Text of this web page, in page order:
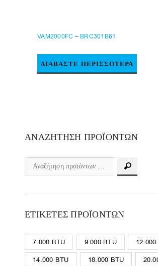
VAM2000FC – BRC301B61
ΔΙΑΒΆΣΤΕ ΠΕΡΙΣΣΌΤΕΡΑ
ΑΝΑΖΉΤΗΣΗ ΠΡΟΪΌΝΤΩΝ
ΕΤΙΚΈΤΕΣ ΠΡΟΪΌΝΤΩΝ
7.000 BTU 9.000 BTU
14.000 BTU 18.000 BTU